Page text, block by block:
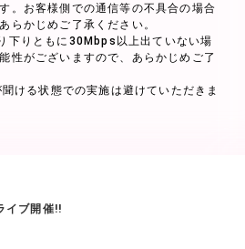
。お客様側での通信等の不具合の場合
らかじめご了承ください。
下りともに30Mbps以上出ていない場
性がございますので、あらかじめご了
ける状態での実施は避けていただきま
イブ開催!!